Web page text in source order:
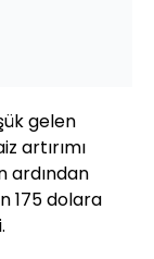
gelen
artırımı
ardından
175 dolara